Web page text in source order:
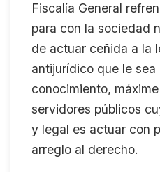
Fiscalía General
para con la sociedad
de actuar ceñida a la
antijurídico que le sea
conocimiento,
servidores públicos
y legal es actuar con
arreglo al derecho.